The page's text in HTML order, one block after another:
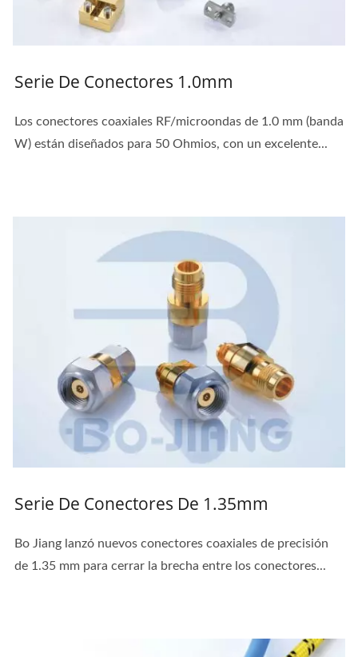
Serie De Conectores 1.0mm
Los conectores coaxiales RF/microondas de 1.0 mm (banda
W) están diseñados para 50 Ohmios, con un excelente...
Serie De Conectores De 1.35mm
Bo Jiang lanzó nuevos conectores coaxiales de precisión
de 1.35 mm para cerrar la brecha entre los conectores...